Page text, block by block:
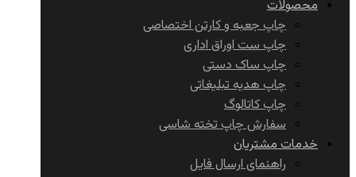
محصولات
چاپ جعبه و کارتن اختصاصی
چاپ ست اوراق اداری
چاپ ساک دستی
چاپ هدیه تبلیغاتی
چاپ کاتالوگ
سفارش چاپ تخته شاسی
خدمات مشتریان
راهنمای ارسال فایل